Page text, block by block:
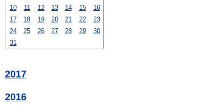
10
11 12 13 14 15
16
17
18 19 20 21 22
23
24
25 26 27 28 29
30
31
2017
2016